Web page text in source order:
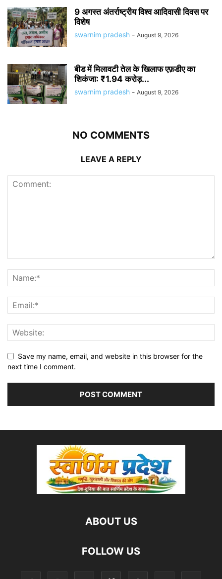
9 अगस्त अंतर्राष्ट्रीय विश्व आदिवासी दिवस पर
विशेष
swarnim pradesh - August 9, 2026
बीड में मिलावटी तेल के खिलाफ एफ़डीए का
शिकंजा: ₹1.94 करोड़...
swarnim pradesh - August 9, 2026
NO COMMENTS
LEAVE A REPLY
Save my name, email, and website in this browser for the
next time I comment.
ABOUT US
FOLLOW US